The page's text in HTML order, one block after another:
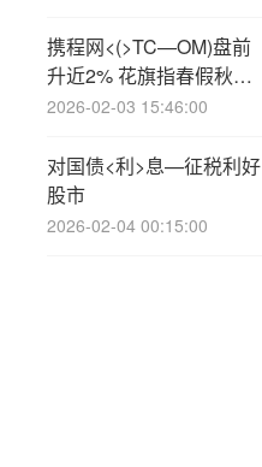
携程网<(>TC—OM)盘前
升近2% 花旗指春假秋假
新政有望刺激长线游
2026-02-03 15:46:00
对国债<利>息—征税利好
股市
2026-02-04 00:15:00